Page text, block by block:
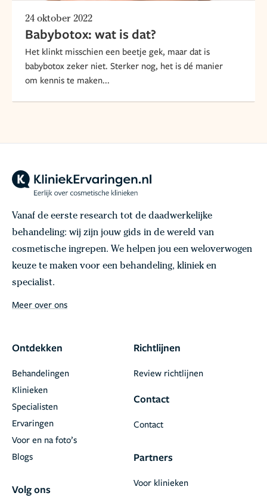
24 oktober 2022
Babybotox: wat is dat?
Het klinkt misschien een beetje gek, maar dat is
babybotox zeker niet. Sterker nog, het is dé manier
om kennis te maken...
Vanaf de eerste research tot de daadwerkelijke
behandeling: wij zijn jouw gids in de wereld van
cosmetische ingrepen. We helpen jou een weloverwogen
keuze te maken voor een behandeling, kliniek en
specialist.
Meer over ons
Ontdekken
Behandelingen
Klinieken
Specialisten
Ervaringen
Voor en na foto’s
Blogs
Volg ons
Richtlijnen
Review richtlijnen
Contact
Contact
Partners
Voor klinieken